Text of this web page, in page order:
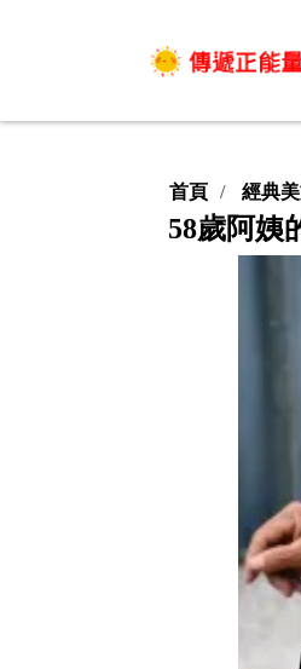
首頁 經典
58歲阿姨